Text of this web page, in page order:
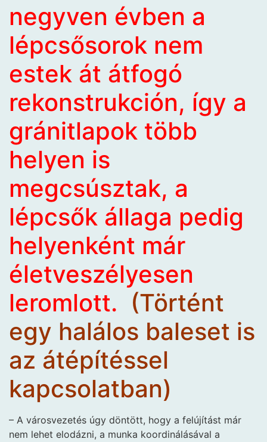
negyven évben a
lépcsősorok nem
estek át átfogó
rekonstrukción, így a
gránitlapok több
helyen is
megcsúsztak, a
lépcsők állaga pedig
helyenként már
életveszélyesen
leromlott. (Történt
egy halálos baleset is
az átépítéssel
kapcsolatban)
– A városvezetés úgy döntött, hogy a felújítást már
nem lehet elodázni, a munka koordinálásával a